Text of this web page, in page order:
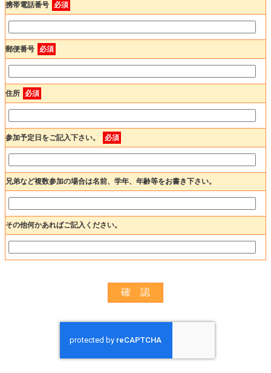
携帯電話番号 必須
郵便番号 必須
住所 必須
参加予定日をご記入下さい。 必須
兄弟など複数参加の場合は名前、学年、年齢等をお書き下さい。
その他何かあればご記入ください。